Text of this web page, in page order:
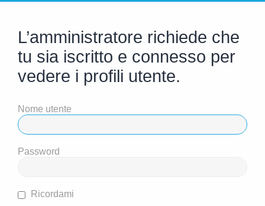
L’amministratore richiede che
tu sia iscritto e connesso per
vedere i profili utente.
Nome utente
Password
Ricordami